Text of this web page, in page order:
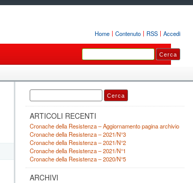
Home Contenuto RSS Accedi
Ricerca
per:
ARTICOLI RECENTI
Cronache della Resistenza – Aggiornamento pagina archivio
Cronache della Resistenza – 2021/N°3
Cronache della Resistenza – 2021/N°2
Cronache della Resistenza – 2021/N°1
Cronache della Resistenza – 2020/N°5
ARCHIVI